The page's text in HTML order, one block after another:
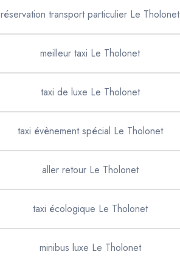
réservation transport particulier Le Tholonet
meilleur taxi Le Tholonet
taxi de luxe Le Tholonet
taxi évènement spécial Le Tholonet
aller retour Le Tholonet
taxi écologique Le Tholonet
minibus luxe Le Tholonet